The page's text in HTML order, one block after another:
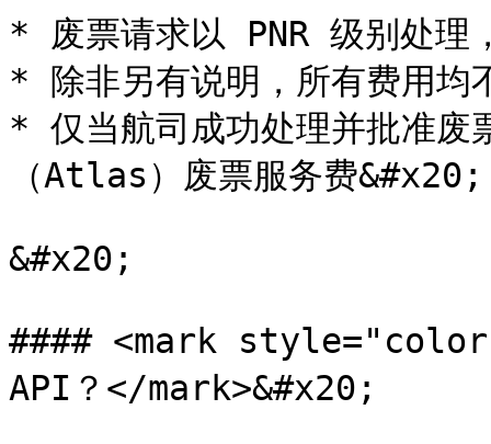
* 废票请求以 PNR 级别处理
* 除非另有说明，所有费用均
* 仅当航司成功处理并批准废
（Atlas）废票服务费&#x20;
&#x20;
#### <mark
API？</mark>&#x20;